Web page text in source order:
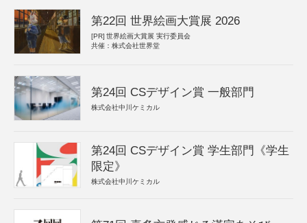
第22回 世界絵画大賞展 2026
[PR] 世界絵画大賞展 実行委員会
共催：株式会社世界堂
第24回 CSデザイン賞 一般部門
株式会社中川ケミカル
第24回 CSデザイン賞 学生部門《学生
限定》
株式会社中川ケミカル